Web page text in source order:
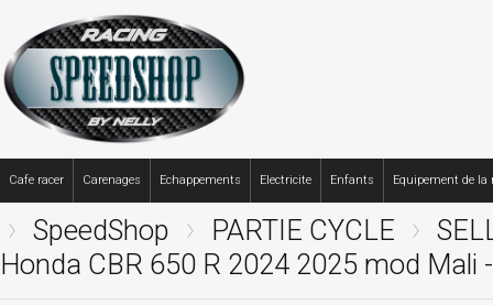
Cafe racer Carenages Echappements Electricite Enfants Equipement de la
SpeedShop PARTIE CYCLE
Honda CBR 650 R 2024 2025 mod Mali